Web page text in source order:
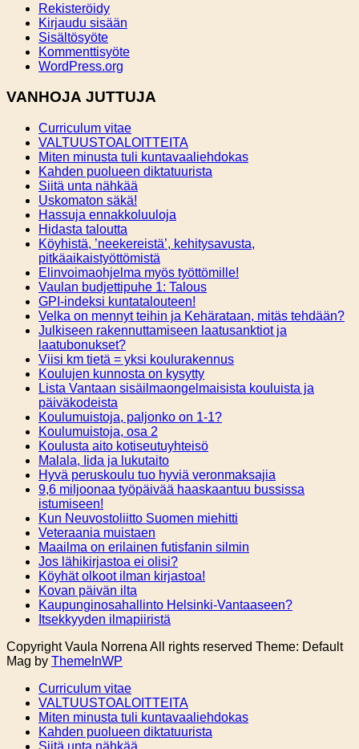
Rekisteröidy
Kirjaudu sisään
Sisältösyöte
Kommenttisyöte
WordPress.org
VANHOJA JUTTUJA
Curriculum vitae
VALTUUSTOALOITTEITA
Miten minusta tuli kuntavaaliehdokas
Kahden puolueen diktatuurista
Siitä unta nähkää
Uskomaton säkä!
Hassuja ennakkoluuloja
Hidasta taloutta
Köyhistä, ’neekereistä’, kehitysavusta,
pitkäaikaistyöttömistä
Elinvoimaohjelma myös työttömille!
Vaulan budjettipuhe 1: Talous
GPI-indeksi kuntatalouteen!
Velka on mennyt teihin ja Kehärataan, mitäs tehdään?
Julkiseen rakennuttamiseen laatusanktiot ja
laatubonukset?
Viisi km tietä = yksi koulurakennus
Koulujen kunnosta on kysytty
Lista Vantaan sisäilmaongelmaisista kouluista ja
päiväkodeista
Koulumuistoja, paljonko on 1-1?
Koulumuistoja, osa 2
Koulusta aito kotiseutuyhteisö
Malala, Iida ja lukutaito
Hyvä peruskoulu tuo hyviä veronmaksajia
9,6 miljoonaa työpäivää haaskaantuu bussissa
istumiseen!
Kun Neuvostoliitto Suomen miehitti
Veteraania muistaen
Maailma on erilainen futisfanin silmin
Jos lähikirjastoa ei olisi?
Köyhät olkoot ilman kirjastoa!
Kovan päivän ilta
Kaupunginosahallinto Helsinki-Vantaaseen?
Itsekkyyden ilmapiiristä
Copyright Vaula Norrena All rights reserved Theme: Default
Mag by ThemeInWP
Curriculum vitae
VALTUUSTOALOITTEITA
Miten minusta tuli kuntavaaliehdokas
Kahden puolueen diktatuurista
Siitä unta nähkää